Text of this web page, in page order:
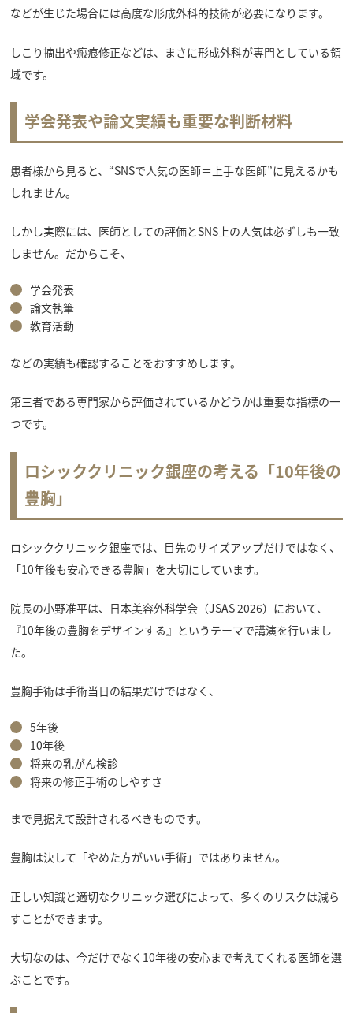
などが生じた場合には高度な形成外科的技術が必要になります。
しこり摘出や瘢痕修正などは、まさに形成外科が専門としている領
域です。
学会発表や論文実績も重要な判断材料
患者様から見ると、“SNSで人気の医師＝上手な医師”に見えるかも
しれません。
しかし実際には、医師としての評価とSNS上の人気は必ずしも一致
しません。だからこそ、
学会発表
論文執筆
教育活動
などの実績も確認することをおすすめします。
第三者である専門家から評価されているかどうかは重要な指標の一
つです。
ロシッククリニック銀座の考える「10年後の
豊胸」
ロシッククリニック銀座では、目先のサイズアップだけではなく、
「10年後も安心できる豊胸」を大切にしています。
院長の小野准平は、日本美容外科学会（JSAS 2026）において、
『10年後の豊胸をデザインする』というテーマで講演を行いまし
た。
豊胸手術は手術当日の結果だけではなく、
5年後
10年後
将来の乳がん検診
将来の修正手術のしやすさ
まで見据えて設計されるべきものです。
豊胸は決して「やめた方がいい手術」ではありません。
正しい知識と適切なクリニック選びによって、多くのリスクは減ら
すことができます。
大切なのは、今だけでなく10年後の安心まで考えてくれる医師を選
ぶことです。